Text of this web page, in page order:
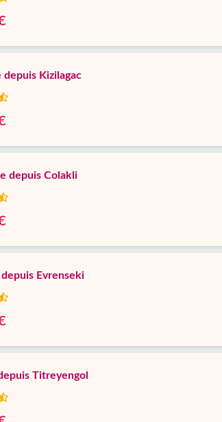
depuis Kizilagac
depuis Colakli
Evrenseki
Titreyengol